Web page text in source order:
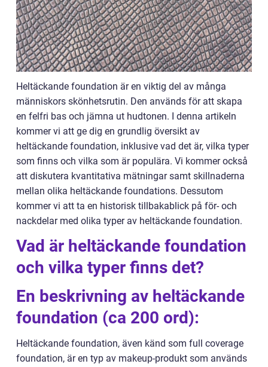
Heltäckande foundation är en viktig del av många
människors skönhetsrutin. Den används för att skapa
en felfri bas och jämna ut hudtonen. I denna artikeln
kommer vi att ge dig en grundlig översikt av
heltäckande foundation, inklusive vad det är, vilka typer
som finns och vilka som är populära. Vi kommer också
att diskutera kvantitativa mätningar samt skillnaderna
mellan olika heltäckande foundations. Dessutom
kommer vi att ta en historisk tillbakablick på för- och
nackdelar med olika typer av heltäckande foundation.
Vad är heltäckande foundation
och vilka typer finns det?
En beskrivning av heltäckande
foundation (ca 200 ord):
Heltäckande foundation, även känd som full coverage
foundation, är en typ av makeup-produkt som används